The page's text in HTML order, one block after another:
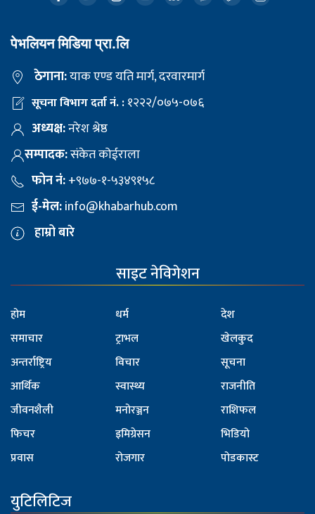
पेभलियन मिडिया प्रा.लि
ठेगाना:याक एण्ड यति मार्ग, दरवारमार्ग
सूचना विभाग दर्ता नं. :१२२२/०७५-०७६
अध्यक्ष:नरेश श्रेष्ठ
सम्पादक:संकेत कोईराला
फोन नं:+९७७-१-५३४९१५८
ई-मेल:info@khabarhub.com
हाम्रो बारे
साइट नेविगेशन
होम
समाचार
अन्तर्राष्ट्रिय
आर्थिक
जीवनशैली
फिचर
प्रवास
धर्म
ट्राभल
विचार
स्वास्थ्य
मनोरञ्जन
इमिग्रेसन
रोजगार
देश
खेलकुद
सूचना
राजनीति
राशिफल
भिडियो
पोडकास्ट
युटिलिटिज